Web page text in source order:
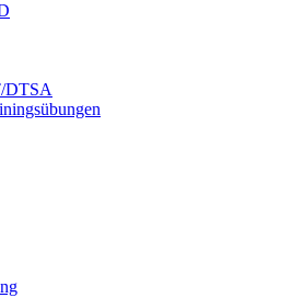
DTSA